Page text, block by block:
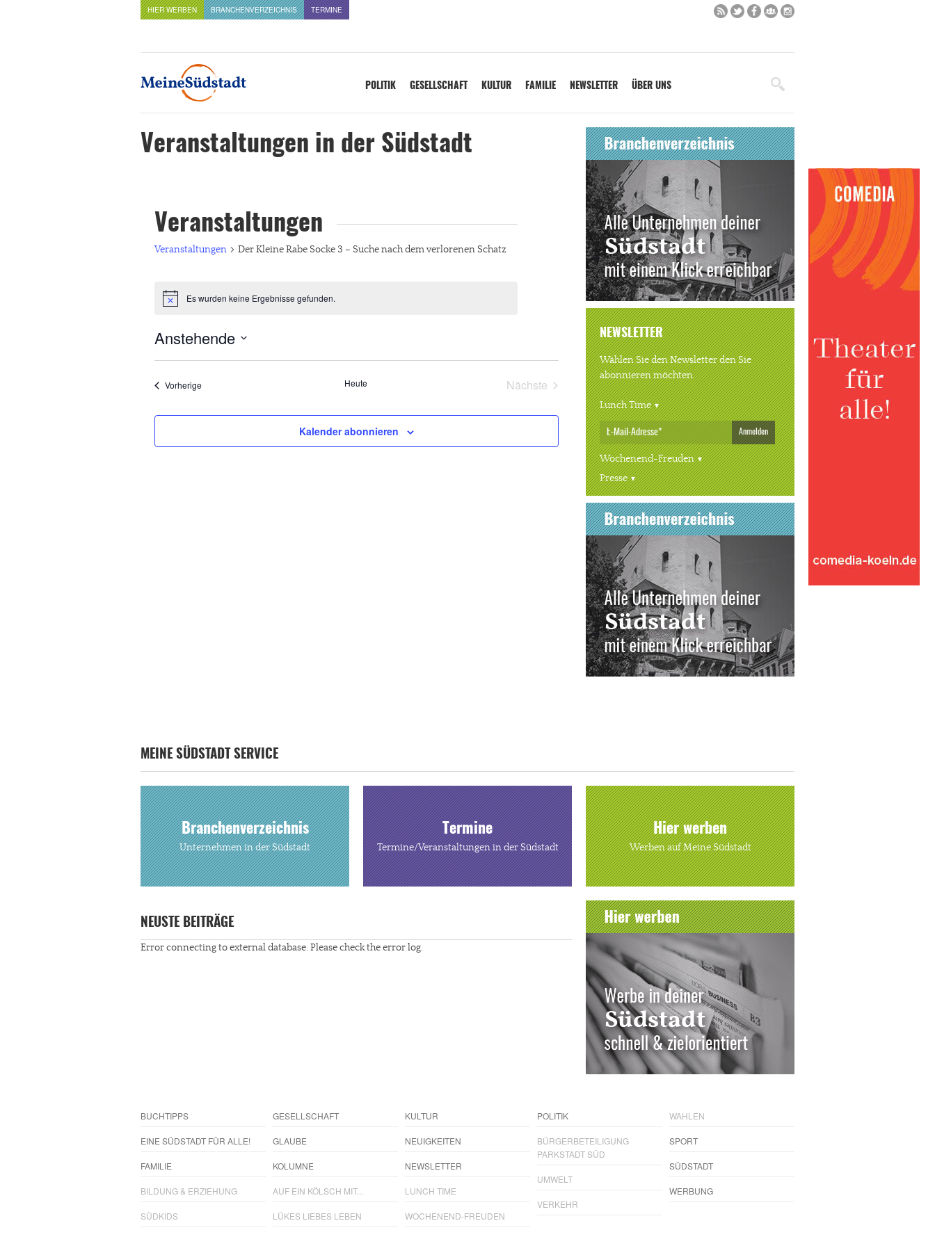
HIER WERBEN BRANCHENVERZEICHNIS TERMINE
POLITIK GESELLSCHAFT KULTUR FAMILIE NEWSLETTER ÜBER UNS
Veranstaltungen in der Südstadt
Veranstaltungen
Veranstaltungen Der Kleine Rabe Socke 3 – Suche nach dem verlorenen Schatz
HinweisEs wurden keine Ergebnisse gefunden.
Anstehende
VorherigeVeranstaltungen Heute
Nächste
Veranstaltungen
Kalender abonnieren
NEWSLETTER
Wählen Sie den Newsletter den Sie
abonnieren möchten.
Lunch Time
Anmelden
Wochenend-Freuden
Presse
MEINE SÜDSTADT SERVICE
Branchenverzeichnis
Unternehmen in der Südstadt
Termine
Termine/Veranstaltungen in der Südstadt
Hier werben
Werben auf Meine Südstadt
NEUSTE BEITRÄGE
Error connecting to external database. Please check the error log.
BUCHTIPPS
EINE SÜDSTADT FÜR ALLE!
FAMILIE
BILDUNG & ERZIEHUNG
SÜDKIDS
GESELLSCHAFT
GLAUBE
KOLUMNE
AUF EIN KÖLSCH MIT...
LÜKES LIEBES LEBEN
KULTUR
NEUIGKEITEN
NEWSLETTER
LUNCH TIME
WOCHENEND-FREUDEN
POLITIK
BÜRGERBETEILIGUNG
PARKSTADT SÜD
UMWELT
VERKEHR
WAHLEN
SPORT
SÜDSTADT
WERBUNG